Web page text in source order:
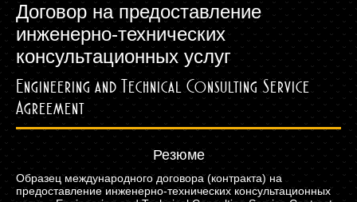
Договор на предоставление
инженерно-технических
консультационных услуг
Engineering and Technical Consulting Service
Agreement
Резюме
Образец международного договора (контракта) на
предоставление инженерно-технических консультационных